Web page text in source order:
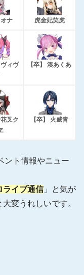
ナ 虎金妃笑虎
ィヴ
【卒】 湊あくあ
花叉ク
【卒】 火威青
ント情報やニュー
ライブ通信 」と気が
変うれしいです。